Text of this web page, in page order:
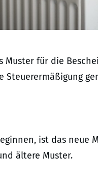
Muster für die
ist das neue
ältere Muster.